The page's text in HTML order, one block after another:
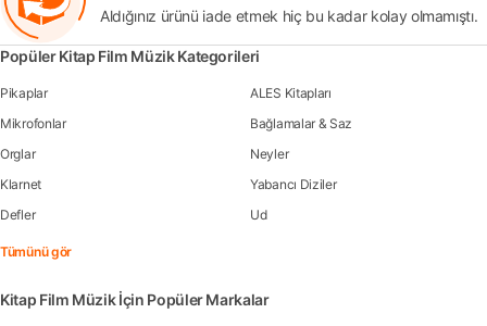
Aldığınız ürünü iade etmek hiç bu kadar kolay olmamıştı.
Popüler Kitap Film Müzik Kategorileri
Pikaplar
ALES Kitapları
Mikrofonlar
Bağlamalar & Saz
Orglar
Neyler
Klarnet
Yabancı Diziler
Defler
Ud
Tümünü gör
Kitap Film Müzik İçin Popüler Markalar